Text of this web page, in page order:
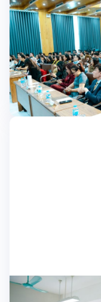
Học sinh
Nexta gây ấn
thông minh
ngữ
Chiều ngày 21/3/
thiệu giải pháp giáo
pháp công nghệ &
tạo ngoại ngữ” do
BMC, số 98 Hoàng
24/03/2025
Học sinh